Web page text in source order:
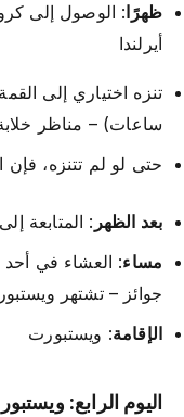
ظهرًا: الوصول إلى
أيرلندا
ساعات) – مناظر
حتى لو لم تتنزه،
بعد الظهر : المتابعة
مساء: العشاء في
جوائز – تشتهر
الإقامة: ويستبورت